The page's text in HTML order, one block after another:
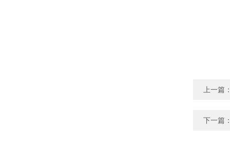
上一篇
下一篇